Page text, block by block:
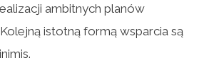
ambitnych planów
istotną formą wsparcia są